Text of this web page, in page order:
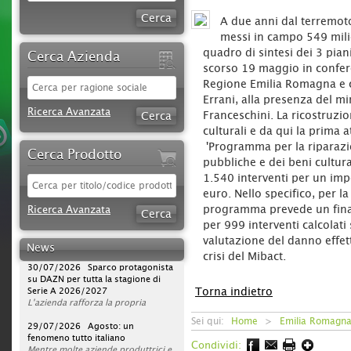
Cerca Azienda
Ricerca Avanzata
Cerca Prodotto
Ricerca Avanzata
News
09/08/2026 iStory #iFerr 136 |
Ferramenta Moreno Silvano: quello
Rapporto umano, consulenza ed
esperienza sono elementi
fondamentali per la Ferramenta
Moreno Silvano di Andora, che
punta volutamente, oltre che
sull’ampia offerta, su valori che il
web non può offrire.
tutto». Ad Andora (SV) questa frase
accompagna da oltre sessant’anni
la storia di un’attività diventata un
30/07/2026 Sparco protagonista
su DAZN per tutta la stagione di
Serie A 2026/2027
L'azienda rafforza la propria
strategia di comunicazione
brand a un nuovo livello. Dopo la
campagna avviata nella scorsa
stagione, Sparco sarà infatti on air
fenomeno tutto italiano
Mentre molte aziende produttrici e
distributrici chiudono per ferie ad
A due anni dal
messi in campo 549
quadro di sintesi dei 3
scorso 19 maggio in
Regione Emilia Romagna
Errani, alla presenza del
Franceschini. La
culturali e da qui la prima
'Programma per la
pubbliche e dei beni
1.540 interventi per un
euro. Nello specifico, per
programma prevede un
per 999 interventi calcolati
valutazione del danno
crisi del Mibact.
Torna indietro
Sei qui: Home > Emilia Romagna
Condividi: